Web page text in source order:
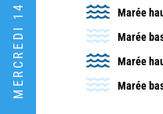
MERCREDI 14 Marée
Marée
Marée
Marée